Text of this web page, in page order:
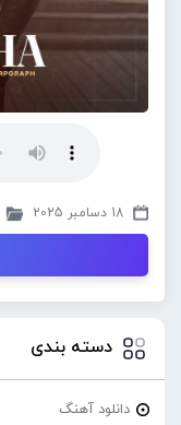
18 دسامبر 2025
دسته بندی
دانلود آهنگ